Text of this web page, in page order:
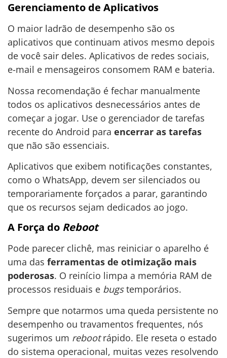
Gerenciamento de Aplicativos
O maior ladrão de desempenho são os
aplicativos que continuam ativos mesmo depois
de você sair deles. Aplicativos de redes sociais,
e-mail e mensageiros consomem RAM e bateria.
Nossa recomendação é fechar manualmente
todos os aplicativos desnecessários antes de
começar a jogar. Use o gerenciador de tarefas
recente do Android para encerrar as tarefas
que não são essenciais.
Aplicativos que exibem notificações constantes,
como o WhatsApp, devem ser silenciados ou
temporariamente forçados a parar, garantindo
que os recursos sejam dedicados ao jogo.
A Força do Reboot
Pode parecer clichê, mas reiniciar o aparelho é
uma das ferramentas de otimização mais
poderosas. O reinício limpa a memória RAM de
processos residuais e bugstemporários.
Sempre que notarmos uma queda persistente no
desempenho ou travamentos frequentes, nós
sugerimos um rebootrápido. Ele reseta o estado
do sistema operacional, muitas vezes resolvendo